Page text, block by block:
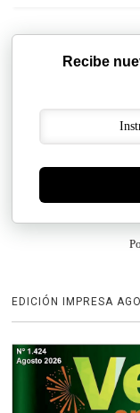
Recibe
EDICIÓN IMPRESA